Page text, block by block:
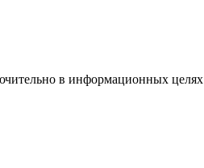
в информационных целях